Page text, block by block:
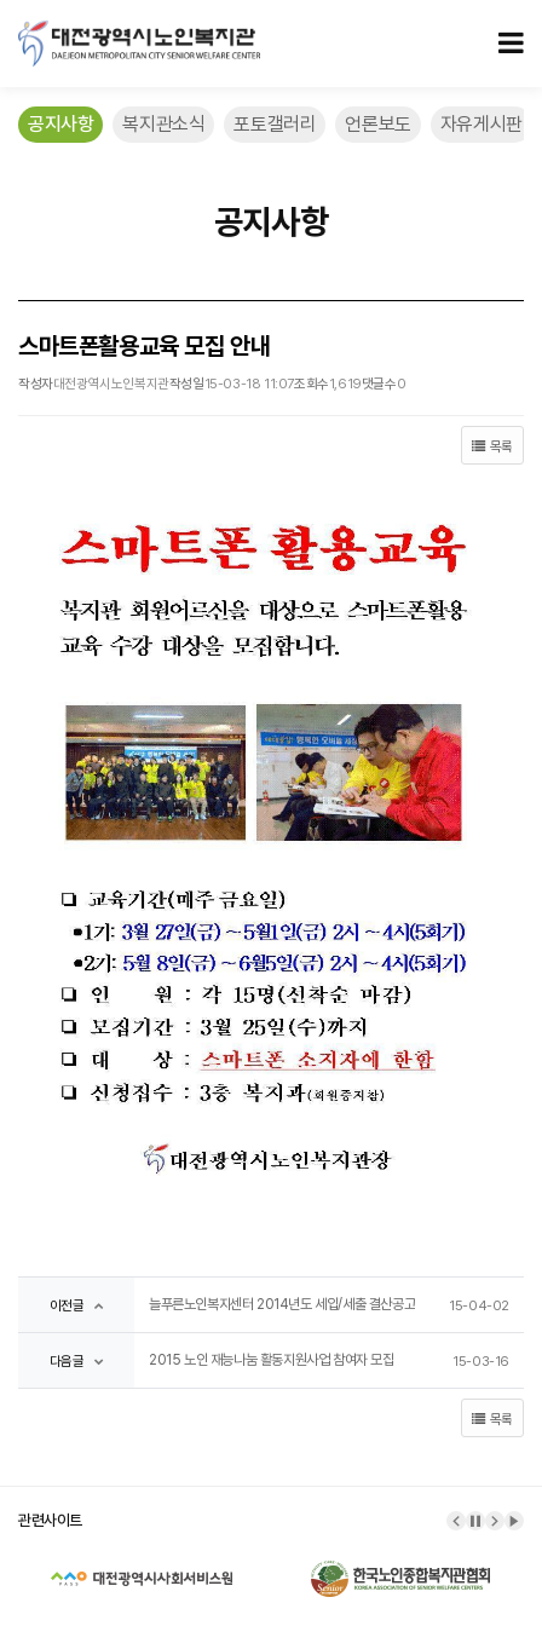
스마트폰활용교육 모집 안내 > 공지사항
공지사항 복지관소식 포토갤러리 언론보도 자유게시판
공지사항
스마트폰활용교육 모집 안내
작성자대전광역시노인복지관작성일15-03-18 11:07조회수1,619댓글수0
목록
이전글 늘푸른노인복지센터 2014년도 세입/세출 결산공고 15-04-02
다음글 2015 노인 재능나눔 활동지원사업 참여자 모집 15-03-16
목록
관련사이트 이전 배너
배너 정
다음
배